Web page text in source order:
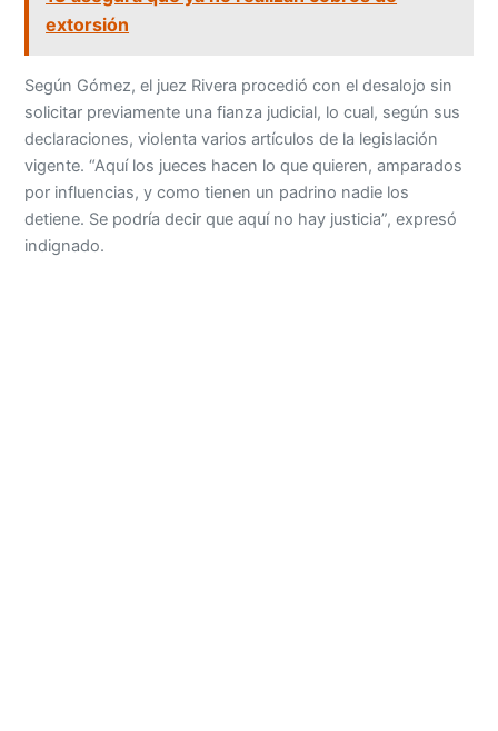
extorsión
Según Gómez, el juez Rivera procedió con el desalojo sin
solicitar previamente una fianza judicial, lo cual, según sus
declaraciones, violenta varios artículos de la legislación
vigente. “Aquí los jueces hacen lo que quieren, amparados
por influencias, y como tienen un padrino nadie los
detiene. Se podría decir que aquí no hay justicia”, expresó
indignado.